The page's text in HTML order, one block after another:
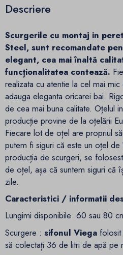
Descriere
Scurgerile cu montaj in
Steel, sunt recomandate
elegant, cea mai înaltă
funcționalitatea contează.
realizata cu atentie la cel mai
adauga eleganta oricarei bai.
de cea mai buna calitate. Oțelul
producție provine de la oțelării
Fiecare lot de oțel are propriul
putem fi siguri că este un oțel de
producția de scurgeri, se
de oțel, așa că suntem siguri că
zile.
Caracteristici / informatii
Lungimi disponibile 60 sau 80
Scurgere : sifonul Viega
să colectați 36 de litri de apă pe